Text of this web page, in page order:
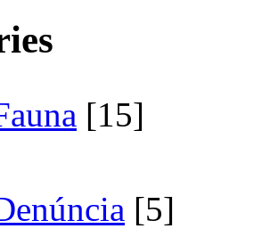
[15]
[5]